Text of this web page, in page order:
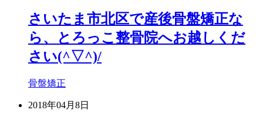
さいたま市北区で産後骨盤矯正な
ら、とろっこ整骨院へお越しくだ
さい(^▽^)/
骨盤矯正
2018年04月8日